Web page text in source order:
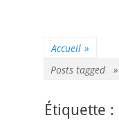
Accueil »
Posts tagged »
Étiquette :